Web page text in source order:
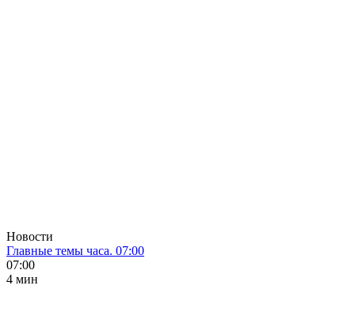
Новости
Главные темы часа. 07:00
07:00
4 мин